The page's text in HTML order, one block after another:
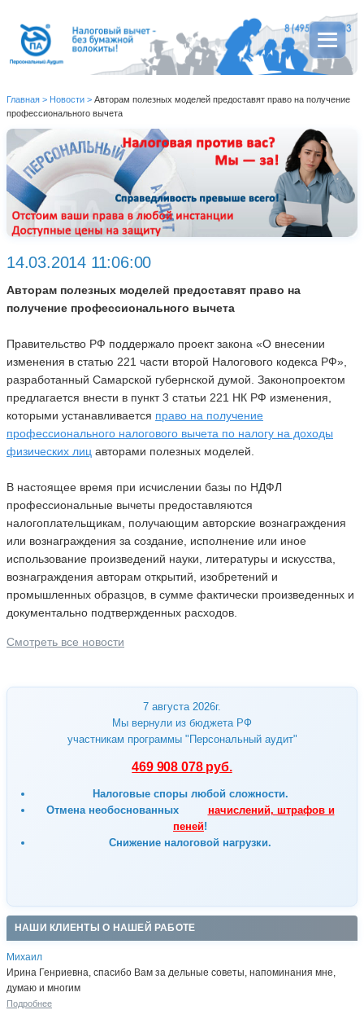
7 августа 2026г.
Мы вернули из бюджета РФ
участникам программы "Персональный аудит"
469 908 078 руб.
Налоговые споры любой сложности.
Отмена необоснованных начислений, штрафов и
пеней!
Снижение налоговой нагрузки.
НАШИ КЛИЕНТЫ О НАШЕЙ РАБОТЕ
Михаил
Ирина Генриевна, спасибо Вам за дельные советы, напоминания мне,
думаю и многим
Подробнее
Главная > Новости > Авторам полезных моделей предоставят право на получение
профессионального вычета
14.03.2014 11:06:00
Авторам полезных моделей предоставят право на
получение профессионального вычета
Правительство РФ поддержало проект закона «О внесении
изменения в статью 221 части второй Налогового кодекса РФ»,
разработанный Самарской губернской думой. Законопроектом
предлагается внести в пункт 3 статьи 221 НК РФ изменения,
которыми устанавливается право на получение
профессионального налогового вычета по налогу на доходы
физических лиц авторами полезных моделей.
В настоящее время при исчислении базы по НДФЛ
профессиональные вычеты предоставляются
налогоплательщикам, получающим авторские вознаграждения
или вознаграждения за создание, исполнение или иное
использование произведений науки, литературы и искусства,
вознаграждения авторам открытий, изобретений и
промышленных образцов, в сумме фактически произведенных и
документально подтвержденных расходов.
Смотреть все новости